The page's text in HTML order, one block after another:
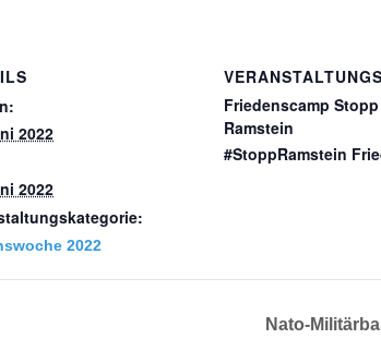
2022
2022
2022
Friedenscamp
Ramstein
#StoppRamstein
Nato-